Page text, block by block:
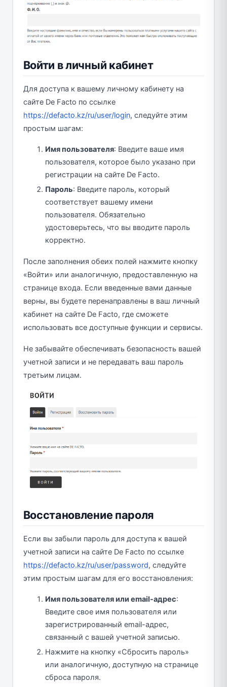
Войти в личный кабинет
Для доступа к вашему личному кабинету на
сайте De Facto по ссылке
https://defacto.kz/ru/user/login, следуйте этим
простым шагам:
Имя пользователя: Введите ваше имя
пользователя, которое было указано при
регистрации на сайте De Facto.
Пароль: Введите пароль, который
соответствует вашему имени
пользователя. Обязательно
удостоверьтесь, что вы вводите пароль
корректно.
После заполнения обеих полей нажмите кнопку
«Войти» или аналогичную, предоставленную на
странице входа. Если введенные вами данные
верны, вы будете перенаправлены в ваш личный
кабинет на сайте De Facto, где сможете
использовать все доступные функции и сервисы.
Не забывайте обеспечивать безопасность вашей
учетной записи и не передавать ваш пароль
третьим лицам.
Восстановление пароля
Если вы забыли пароль для доступа к вашей
учетной записи на сайте De Facto по ссылке
https://defacto.kz/ru/user/password, следуйте
этим простым шагам для его восстановления:
Имя пользователя или email-адрес:
Введите свое имя пользователя или
зарегистрированный email-адрес,
связанный с вашей учетной записью.
Нажмите на кнопку «Сбросить пароль»
или аналогичную, доступную на странице
сброса пароля.